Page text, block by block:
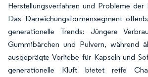
Herstellungsverfahren und Probleme der
Das Darreichungsformensegment
generationelle Trends: Jüngere
Gummibärchen und Pulvern, während
ausgeprägte Vorliebe für Kapseln und
generationelle Kluft bietet reife